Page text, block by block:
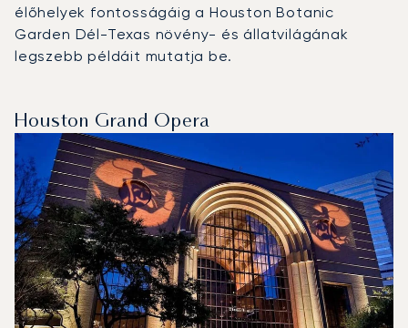
élőhelyek fontosságáig a Houston Botanic
Garden Dél-Texas növény- és állatvilágának
legszebb példáit mutatja be.
Houston Grand Opera